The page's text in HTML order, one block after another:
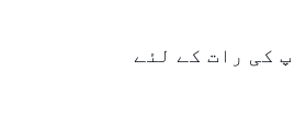
کی رات کے لئے